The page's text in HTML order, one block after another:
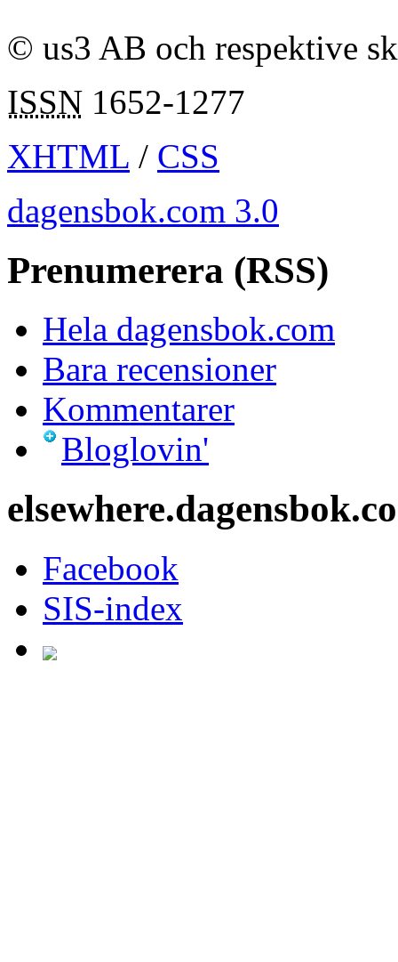
© us3 AB och respektive
ISSN 1652-1277
XHTML / CSS
dagensbok.com 3.0
Prenumerera (RSS)
Hela dagensbok.com
Bara recensioner
Kommentarer
Bloglovin'
Facebook
SIS-index